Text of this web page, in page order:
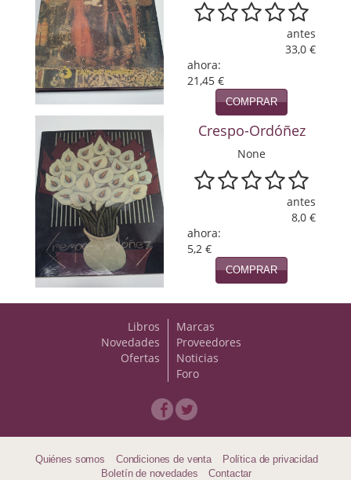
Tema Local
Terror
Terrorismo
Varios
Viajes
Viajesç
antes
33,0 €
ahora:
21,45 €
COMPRAR
Crespo-Ordóñez
None
antes
8,0 €
ahora:
5,2 €
COMPRAR
Libros
Novedades
Ofertas
Marcas
Proveedores
Noticias
Foro
Quiénes somos Condiciones de venta
Política de privacidad
Boletín de novedades
Contactar